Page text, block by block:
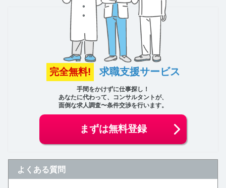
完全無料! 求職支援サービス
手間をかけずに仕事探し！
あなたに代わって、コンサルタントが、
面倒な求人調査〜条件交渉を行います。
まずは無料登録
よくある質問